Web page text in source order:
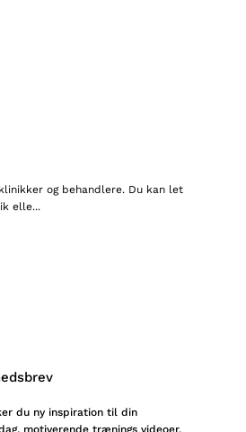
og behandlere. Du kan let
elle...
du ny inspiration til din